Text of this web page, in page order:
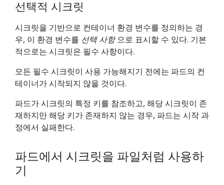
선택적 시크릿
시크릿을 기반으로 컨테이너 환경 변수를 정의하는 경
우, 이 환경 변수를 선택 사항으로 표시할 수 있다. 기본
적으로는 시크릿은 필수 사항이다.
모든 필수 시크릿이 사용 가능해지기 전에는 파드의 컨
테이너가 시작되지 않을 것이다.
파드가 시크릿의 특정 키를 참조하고, 해당 시크릿이 존
재하지만 해당 키가 존재하지 않는 경우, 파드는 시작 과
정에서 실패한다.
파드에서 시크릿을 파일처럼 사용하
기